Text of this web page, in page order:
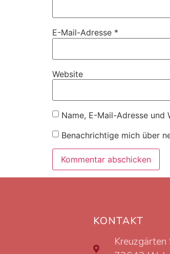
E-Mail-Adresse *
Website
Name, E-Mail-Adresse und
Benachrichtige mich über
KONTAKT
Kreuzgärten